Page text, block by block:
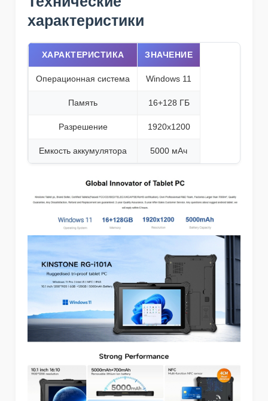
характеристики
ХАРАКТЕРИСТИКА ЗНАЧЕНИЕ
Операционная система Windows 11
Память 16+128 ГБ
Разрешение 1920x1200
Емкость аккумулятора 5000 мАч